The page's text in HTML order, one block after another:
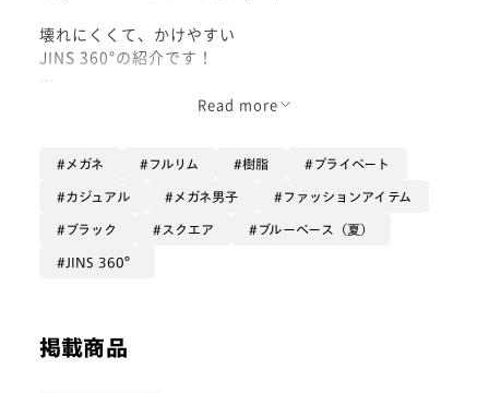
壊れにくくて、かけやすい
JINS 360°の紹介です！
上下左右に可動する特殊な機構のヒンジで、
軽量素材を使用しているので、
かけ心地も抜群です！
壊れにくいフレームをお探しの方、
スクエアタイプのメガネがお好きな方に
是非お買い求め下さい！
Read more
メガネ フルリム 樹脂 プライベート
カジュアル メガネ男子 ファッションアイテム
ブラック スクエア ブルーベース（夏）
JINS 360°
掲載商品